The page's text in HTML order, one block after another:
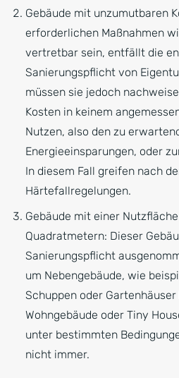
Gebäude mit unzumutbaren
erforderlichen Maßnahmen
vertretbar sein, entfällt die
Sanierungspflicht von
müssen sie jedoch
Kosten in keinem
Nutzen, also den zu
Energieeinsparungen, oder
In diesem Fall greifen nach
Härtefallregelungen.
Gebäude mit einer
Quadratmetern: Dieser
Sanierungspflicht
um Nebengebäude, wie
Schuppen oder
Wohngebäude oder Tiny
unter bestimmten
nicht immer.